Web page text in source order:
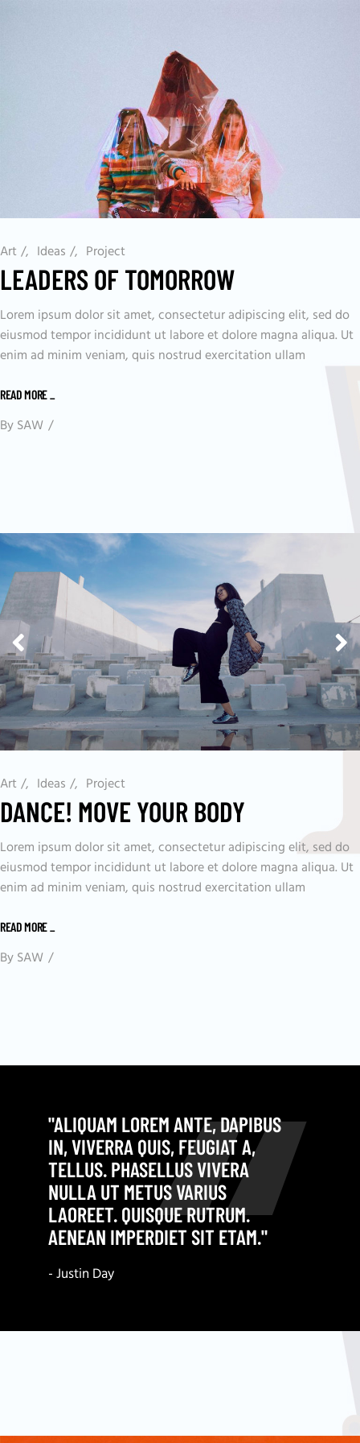
Art / Ideas / Project
LEADERS OF TOMORROW
Lorem ipsum dolor sit amet, consectetur adipiscing elit, sed do
eiusmod tempor incididunt ut labore et dolore magna aliqua. Ut
enim ad minim veniam, quis nostrud exercitation ullam
READ MORE
BySAW
Art / Ideas / Project
DANCE! MOVE YOUR BODY
Lorem ipsum dolor sit amet, consectetur adipiscing elit, sed do
eiusmod tempor incididunt ut labore et dolore magna aliqua. Ut
enim ad minim veniam, quis nostrud exercitation ullam
READ MORE_
BySAW
"ALIQUAM LOREM ANTE, DAPIBUS
IN, VIVERRA QUIS, FEUGIAT A,
TELLUS. PHASELLUS VIVERA
NULLA UT METUS VARIUS
LAOREET. QUISQUE RUTRUM.
AENEAN IMPERDIET SIT ETAM."
- Justin Day